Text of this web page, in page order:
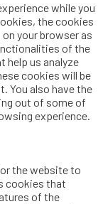
while you
the cookies
your browser as
of the
help us analyze
cookies will be
You also have the
out of some of
experience.
the website to
cookies that
of the